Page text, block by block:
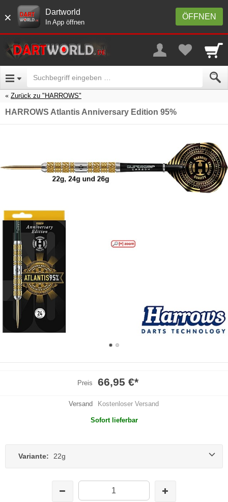
× ÖFFNEN
Dartworld
In App öffnen
Zurück zu "HARROWS"
HARROWS Atlantis Anniversary Edition 95%
Preis 66,95 €*
Versand Kostenloser Versand
Sofort lieferbar
Variante: 22g